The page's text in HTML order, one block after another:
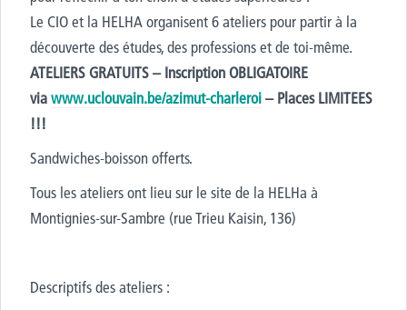
Le CIO et la HELHA organisent 6 ateliers pour partir à la
découverte des études, des professions et de toi-même.
ATELIERS GRATUITS – Inscription OBLIGATOIRE
viawww.uclouvain.be/azimut-charleroi– Places LIMITEES
!!!
Sandwiches-boisson offerts.
Tous les ateliers ont lieu sur le site de la HELHa à
Montignies-sur-Sambre (rue Trieu Kaisin, 136)
Descriptifs des ateliers :